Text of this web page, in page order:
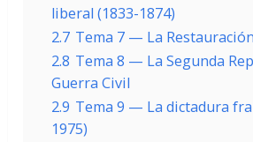
liberal (1833-1874)
2.7 Tema 7 — La
2.8 Tema 8 — La Segunda
Guerra Civil
2.9 Tema 9 — La dictadura
1975)